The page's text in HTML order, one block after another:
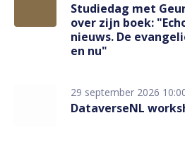
Studiedag met
over zijn boek:
nieuws. De
en nu"
29 september 2026
DataverseNL